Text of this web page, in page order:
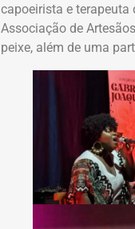
capoeirista e terapeuta
Associação de
peixe, além de uma